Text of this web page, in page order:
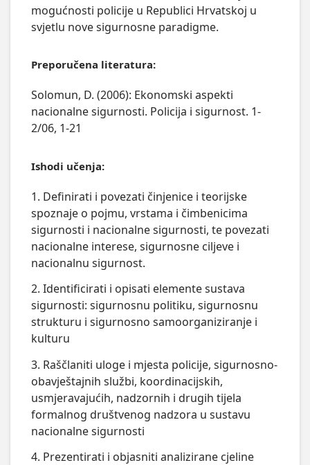
mogućnosti policije u Republici Hrvatskoj u
svjetlu nove sigurnosne paradigme.
Preporučena literatura:
Solomun, D. (2006): Ekonomski aspekti
nacionalne sigurnosti. Policija i sigurnost. 1-
2/06, 1-21
Ishodi učenja:
1. Definirati i povezati činjenice i teorijske
spoznaje o pojmu, vrstama i čimbenicima
sigurnosti i nacionalne sigurnosti, te povezati
nacionalne interese, sigurnosne ciljeve i
nacionalnu sigurnost.
2. Identificirati i opisati elemente sustava
sigurnosti: sigurnosnu politiku, sigurnosnu
strukturu i sigurnosno samoorganiziranje i
kulturu
3. Raščlaniti uloge i mjesta policije, sigurnosno-
obavještajnih službi, koordinacijskih,
usmjeravajućih, nadzornih i drugih tijela
formalnog društvenog nadzora u sustavu
nacionalne sigurnosti
4. Prezentirati i objasniti analizirane cjeline